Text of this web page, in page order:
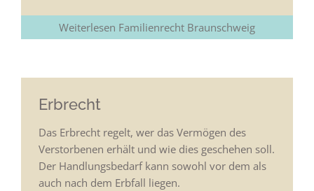
Weiterlesen Familienrecht Braunschweig
Erbrecht
Das Erbrecht regelt, wer das Vermögen des
Verstorbenen erhält und wie dies geschehen soll.
Der Handlungsbedarf kann sowohl vor dem als
auch nach dem Erbfall liegen.